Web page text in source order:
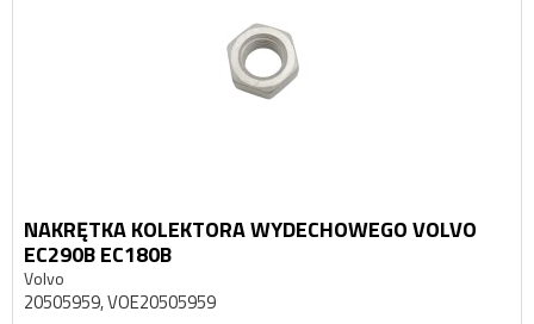
NAKRĘTKA KOLEKTORA WYDECHOWEGO VOLVO
EC290B EC180B
Volvo
20505959, VOE20505959